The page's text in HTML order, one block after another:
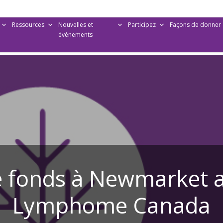
Ressources
Nouvelles et
événements
Participez Façons de donner
fonds à Newmarket
Lymphome Canada